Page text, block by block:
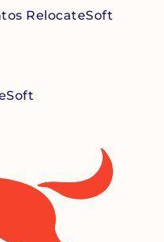
RelocateSoft